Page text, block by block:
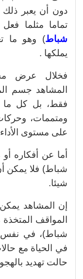
دون أن يعبر ذلك
تماما مثلما
شباط) وهو ما
يملكها .
فخلال عرض
المشاهد جسم
فقط، بل كل
ومتممات،
على مستوى الأداء
أما عن أفكاره
شباط) فلا يمكن
شيئا.
إن المشاهد
المواقف
شباط)، في نفس
في الحياة مع
حالت تهديد